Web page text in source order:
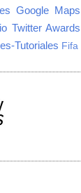
Google Maps
Twitter Awards
Tutoriales Fifa